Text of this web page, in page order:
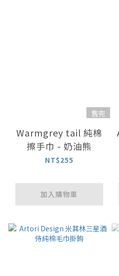
售完
Warmgrey tail 純棉
擦手巾 - 奶油熊
NT$255
加入購物車